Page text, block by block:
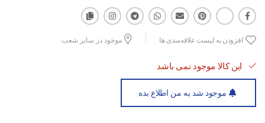
اگر به دنبال کفشی هستید که هم دوام داشته باشد و هم راحتی، کفش
دویدن مردانه نایکی Pro Running Special Mمی‌تواند بهترین انتخاب
برای شما باشد. لحظه‌ای دریغ نکنید و این کفش عالی را به مجموعه
افزودن به لیست علاقه‌مندی ها موجود در سایر شعب
این کالا موجود نمی باشد
موجود شد به من اطلاع بده